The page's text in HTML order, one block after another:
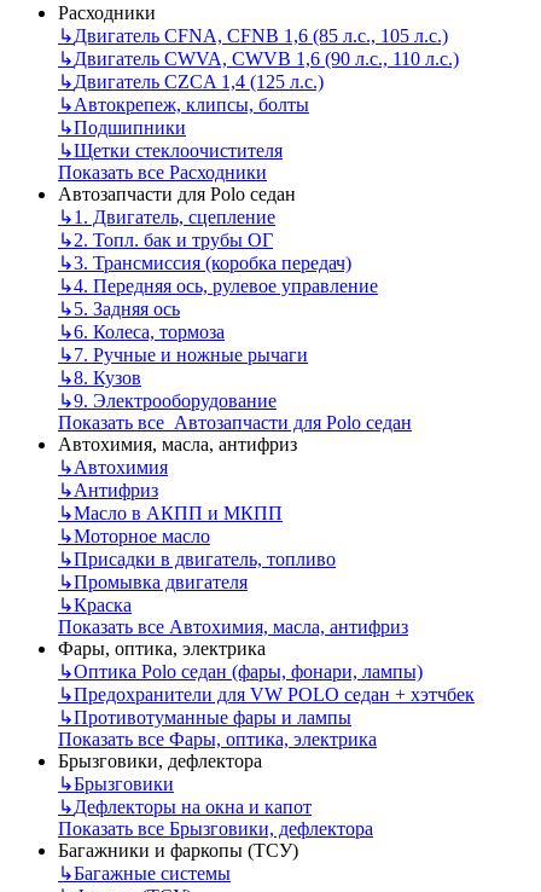
Расходники
↳Двигатель CFNA, CFNB 1,6 (85 л.с., 105 л.с.)
↳Двигатель CWVA, CWVB 1,6 (90 л.с., 110 л.с.)
↳Двигатель CZCA 1,4 (125 л.с.)
↳Автокрепеж, клипсы, болты
↳Подшипники
↳Щетки стеклоочистителя
Показать все Расходники
Автозапчасти для Polo седан
↳1. Двигатель, сцепление
↳2. Топл. бак и трубы ОГ
↳3. Трансмиссия (коробка передач)
↳4. Передняя ось, рулевое управление
↳5. Задняя ось
↳6. Колеса, тормоза
↳7. Ручные и ножные рычаги
↳8. Кузов
↳9. Электрооборудование
Показать все Автозапчасти для Polo седан
Автохимия, масла, антифриз
↳Автохимия
↳Антифриз
↳Масло в АКПП и МКПП
↳Моторное масло
↳Присадки в двигатель, топливо
↳Промывка двигателя
↳Краска
Показать все Автохимия, масла, антифриз
Фары, оптика, электрика
↳Оптика Polo седан (фары, фонари, лампы)
↳Предохранители для VW POLO седан + хэтчбек
↳Противотуманные фары и лампы
Показать все Фары, оптика, электрика
Брызговики, дефлектора
↳Брызговики
↳Дефлекторы на окна и капот
Показать все Брызговики, дефлектора
Багажники и фаркопы (ТСУ)
↳Багажные системы